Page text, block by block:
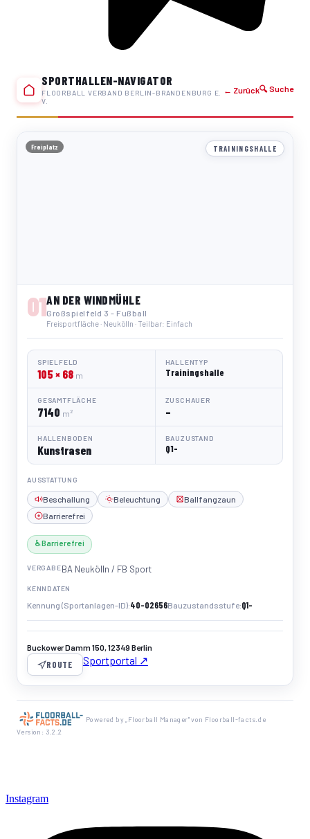
SPORTHALLEN-NAVIGATOR
FLOORBALL VERBAND BERLIN-BRANDENBURG E.
V.
← Zurück🔍 Suche
TRAININGSHALLE
Freiplatz
01AN DER WINDMÜHLE
Großspielfeld 3 - Fußball
Freisportfläche · Neukölln · Teilbar: Einfach
SPIELFELD
105 × 68 m
HALLENTYP
Trainingshalle
GESAMTFLÄCHE
7140 m²
ZUSCHAUER
–
HALLENBODEN
Kunstrasen
BAUZUSTAND
Q1-
AUSSTATTUNG
Beschallung Beleuchtung
Ballfangzaun
Barrierefrei
♿ Barrierefrei
VERGABEBA Neukölln / FB Sport
KENNDATEN
Kennung (Sportanlagen-ID) 40-02656Bauzustandsstufe Q1-
Buckower Damm 150, 12349 Berlin
ROUTE Sportportal ↗
Powered by „Floorball Manager" von Floorball-facts.de
Version: 3.2.2
Instagram